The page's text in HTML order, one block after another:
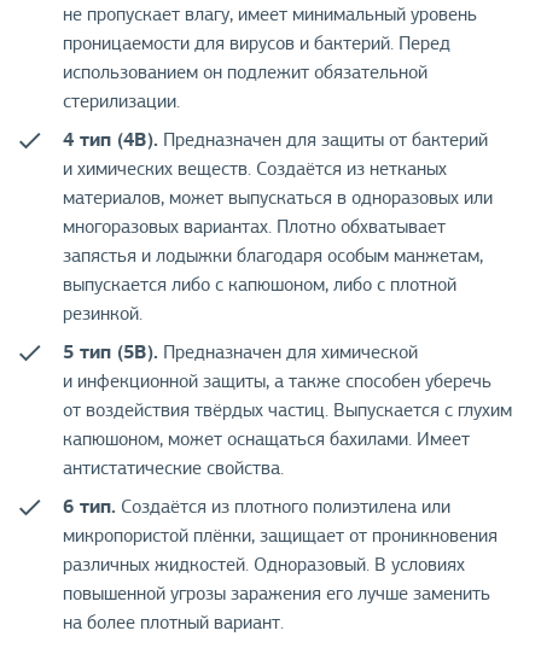
не пропускает влагу, имеет минимальный уровень
проницаемости для вирусов и бактерий. Перед
использованием он подлежит обязательной
стерилизации.
4 тип (4В). Предназначен для защиты от бактерий
и химических веществ. Создаётся из нетканых
материалов, может выпускаться в одноразовых или
многоразовых вариантах. Плотно обхватывает
запястья и лодыжки благодаря особым манжетам,
выпускается либо с капюшоном, либо с плотной
резинкой.
5 тип (5В). Предназначен для химической
и инфекционной защиты, а также способен уберечь
от воздействия твёрдых частиц. Выпускается с глухим
капюшоном, может оснащаться бахилами. Имеет
антистатические свойства.
6 тип. Создаётся из плотного полиэтилена или
микропористой плёнки, защищает от проникновения
различных жидкостей. Одноразовый. В условиях
повышенной угрозы заражения его лучше заменить
на более плотный вариант.